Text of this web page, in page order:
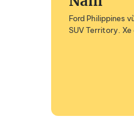
Ford Philippines
SUV Territory.